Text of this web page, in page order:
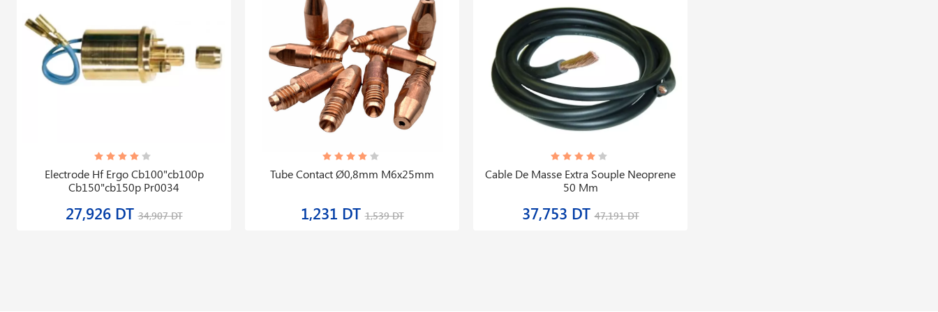
Electrode Hf Ergo Cb100"cb100p
Cb150"cb150p Pr0034
27,926 DT34,907 DT
Tube Contact Ø0,8mm M6x25mm
1,231 DT1,539 DT
Cable De Masse Extra Souple Neoprene
50 Mm
37,753 DT47,191 DT